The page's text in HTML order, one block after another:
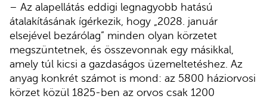
– Az alapellátás eddigi legnagyobb hatású
átalakításának ígérkezik, hogy „2028. január
elsejével bezárólag” minden olyan körzetet
megszüntetnek, és összevonnak egy másikkal,
amely túl kicsi a gazdaságos üzemeltetéshez. Az
anyag konkrét számot is mond: az 5800 háziorvosi
körzet közül 1825-ben az orvos csak 1200